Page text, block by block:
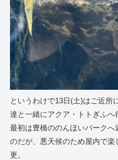
というわけで13日(土)はご近所
達と一緒にアクア・トトぎふへ
最初は豊橋ののんほいパーク
のだが、悪天候のため屋内で
更。